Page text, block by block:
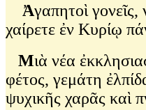
Ἀγαπητοὶ γονεῖς,
χαίρετε ἐν Κυρίῳ
Μιὰ νέα
φέτος, γεμάτη
ψυχικῆς χαρᾶς καὶ